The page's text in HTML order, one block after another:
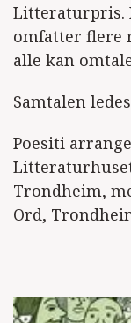
Litteraturpris.
omfatter flere
alle kan
Samtalen
Poesiti
Trondheim,
Ord,